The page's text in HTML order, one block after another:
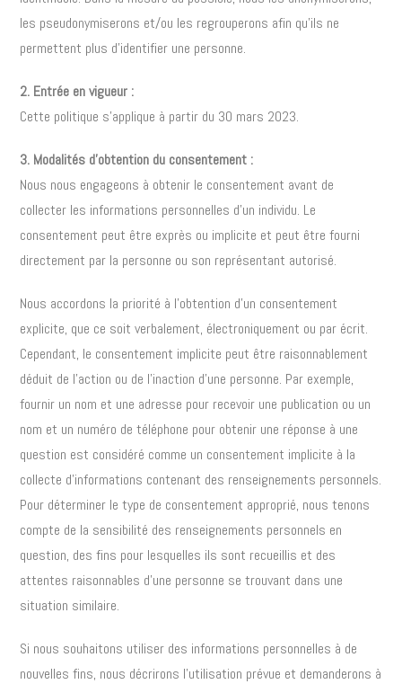
les pseudonymiserons et/ou les regrouperons afin qu’ils ne
permettent plus d’identifier une personne.
2. Entrée en vigueur :
Cette politique s’applique à partir du 30 mars 2023.
3. Modalités d’obtention du consentement :
Nous nous engageons à obtenir le consentement avant de
collecter les informations personnelles d’un individu. Le
consentement peut être exprès ou implicite et peut être fourni
directement par la personne ou son représentant autorisé.
Nous accordons la priorité à l’obtention d’un consentement
explicite, que ce soit verbalement, électroniquement ou par écrit.
Cependant, le consentement implicite peut être raisonnablement
déduit de l’action ou de l’inaction d’une personne. Par exemple,
fournir un nom et une adresse pour recevoir une publication ou un
nom et un numéro de téléphone pour obtenir une réponse à une
question est considéré comme un consentement implicite à la
collecte d’informations contenant des renseignements personnels.
Pour déterminer le type de consentement approprié, nous tenons
compte de la sensibilité des renseignements personnels en
question, des fins pour lesquelles ils sont recueillis et des
attentes raisonnables d’une personne se trouvant dans une
situation similaire.
Si nous souhaitons utiliser des informations personnelles à de
nouvelles fins, nous décrirons l’utilisation prévue et demanderons à